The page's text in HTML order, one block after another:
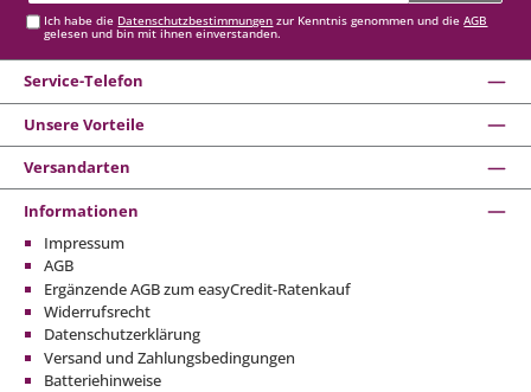
Ich habe die Datenschutzbestimmungen zur Kenntnis genommen und dieAGB
gelesen und bin mit ihnen einverstanden.
Service-Telefon
Unsere Vorteile
Versandarten
Informationen
Impressum
AGB
Ergänzende AGB zum easyCredit-Ratenkauf
Widerrufsrecht
Datenschutzerklärung
Versand und Zahlungsbedingungen
Batteriehinweise